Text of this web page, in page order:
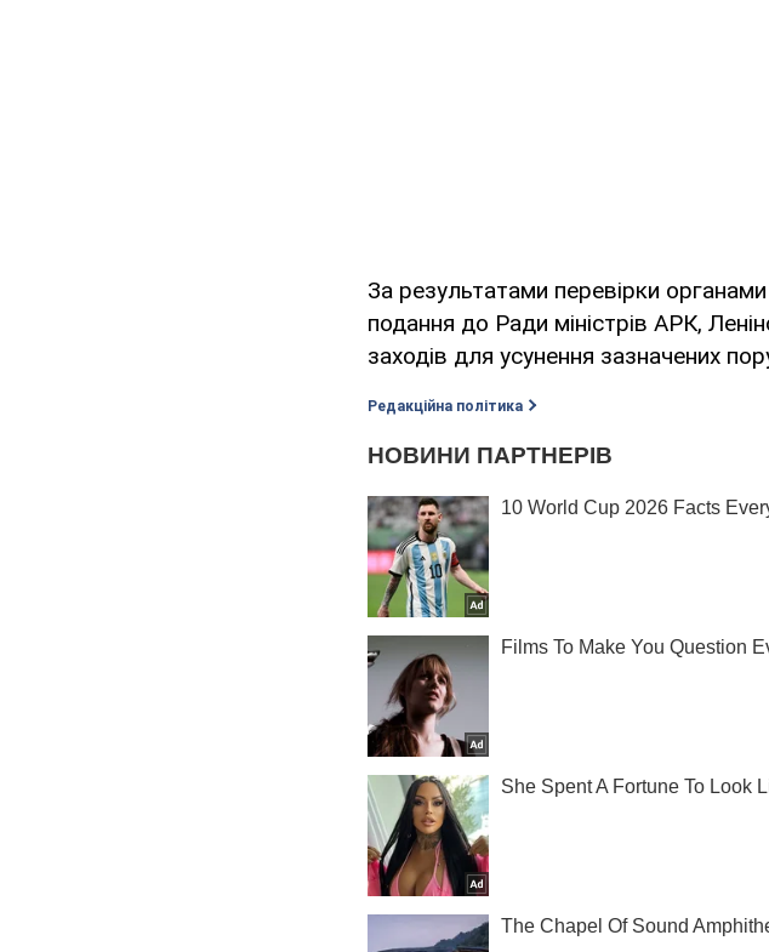
За результатами перевірки
подання до Ради міністрів АРК,
заходів для усунення зазначених
Редакційна політика